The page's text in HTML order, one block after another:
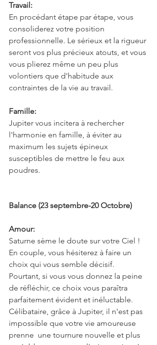
Travail:
En procédant étape par étape, vous
consoliderez votre position
professionnelle. Le sérieux et la rigueur
seront vos plus précieux atouts, et vous
vous plierez même un peu plus
volontiers que d'habitude aux
contraintes de la vie au travail.
Famille:
Jupiter vous incitera à rechercher
l'harmonie en famille, à éviter au
maximum les sujets épineux
susceptibles de mettre le feu aux
poudres.
Balance (23 septembre-20 Octobre)
Amour:
Saturne sème le doute sur votre Ciel !
En couple, vous hésiterez à faire un
choix qui vous semble décisif.
Pourtant, si vous vous donnez la peine
de réfléchir, ce choix vous paraîtra
parfaitement évident et inéluctable.
Célibataire, grâce à Jupiter, il n'est pas
impossible que votre vie amoureuse
prenne  une tournure nouvelle et plus